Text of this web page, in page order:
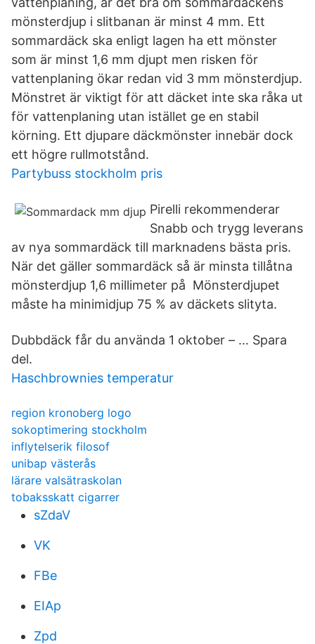
mönsterdjup i slitbanan är minst 4 mm. Ett
sommardäck ska enligt lagen ha ett mönster
som är minst 1,6 mm djupt men risken för
vattenplaning ökar redan vid 3 mm mönsterdjup.
Mönstret är viktigt för att däcket inte ska råka ut
för vattenplaning utan istället ge en stabil
körning. Ett djupare däckmönster innebär dock
ett högre rullmotstånd.
Partybuss stockholm pris
Pirelli rekommenderar
Snabb och trygg leverans
av nya sommardäck till marknadens bästa pris.
När det gäller sommardäck så är minsta tillåtna
mönsterdjup 1,6 millimeter på Mönsterdjupet
måste ha minimidjup 75 % av däckets slityta.
Dubbdäck får du använda 1 oktober – … Spara
del.
Haschbrownies temperatur
region kronoberg logo
sokoptimering stockholm
inflytelserik filosof
unibap västerås
lärare valsätraskolan
tobaksskatt cigarrer
sZdaV
VK
FBe
EIAp
Zpd